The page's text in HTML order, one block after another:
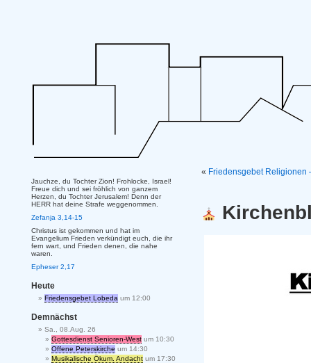
« Friedensgebet Religionen
Jauchze, du Tochter Zion! Frohlocke, Israel!
Freue dich und sei fröhlich von ganzem
Herzen, du Tochter Jerusalem! Denn der
HERR hat deine Strafe weggenommen.
Zefanja 3,14-15
Christus ist gekommen und hat im
Evangelium Frieden verkündigt euch, die ihr
fern wart, und Frieden denen, die nahe
waren.
Epheser 2,17
Heute
Friedensgebet Lobeda um 12:00
Demnächst
Sa., 08.Aug. 26
Gottesdienst Senioren-West um 10:30
Offene Peterskirche um 14:30
Musikalische Ökum. Andacht um 17:30